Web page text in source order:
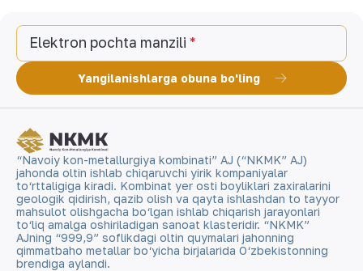
Elektron pochta manzili
Yangilanishlarga obuna bo'ling
“Navoiy kon-metallurgiya kombinati” AJ (“NKMK” AJ)
jahonda oltin ishlab chiqaruvchi yirik kompaniyalar
to‘rttaligiga kiradi. Kombinat yer osti boyliklari zaxiralarini
geologik qidirish, qazib olish va qayta ishlashdan to tayyor
mahsulot olishgacha bo‘lgan ishlab chiqarish jarayonlari
to‘liq amalga oshiriladigan sanoat klasteridir. “NKMK”
AJning “999,9” soflikdagi oltin quymalari jahonning
qimmatbaho metallar bo‘yicha birjalarida O‘zbekistonning
brendiga aylandi.